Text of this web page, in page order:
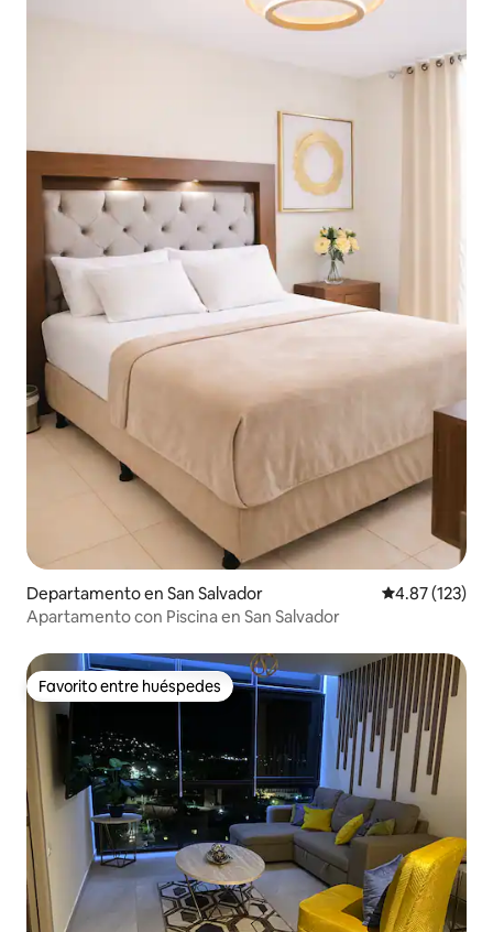
Departamento en San Salvador Calificación
4.87 (123)
Apartamento con Piscina en San Salvador
Favorito entre huéspedes
Favorito entre huéspedes